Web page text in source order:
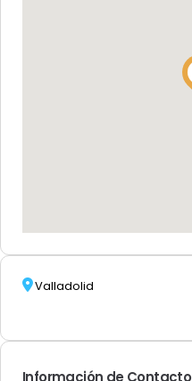
Valladolid